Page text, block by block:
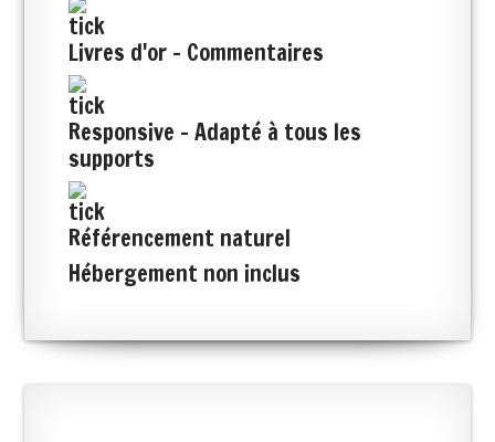
Livres d'or - Commentaires
Responsive - Adapté à tous les
supports
Référencement naturel
Hébergement non inclus